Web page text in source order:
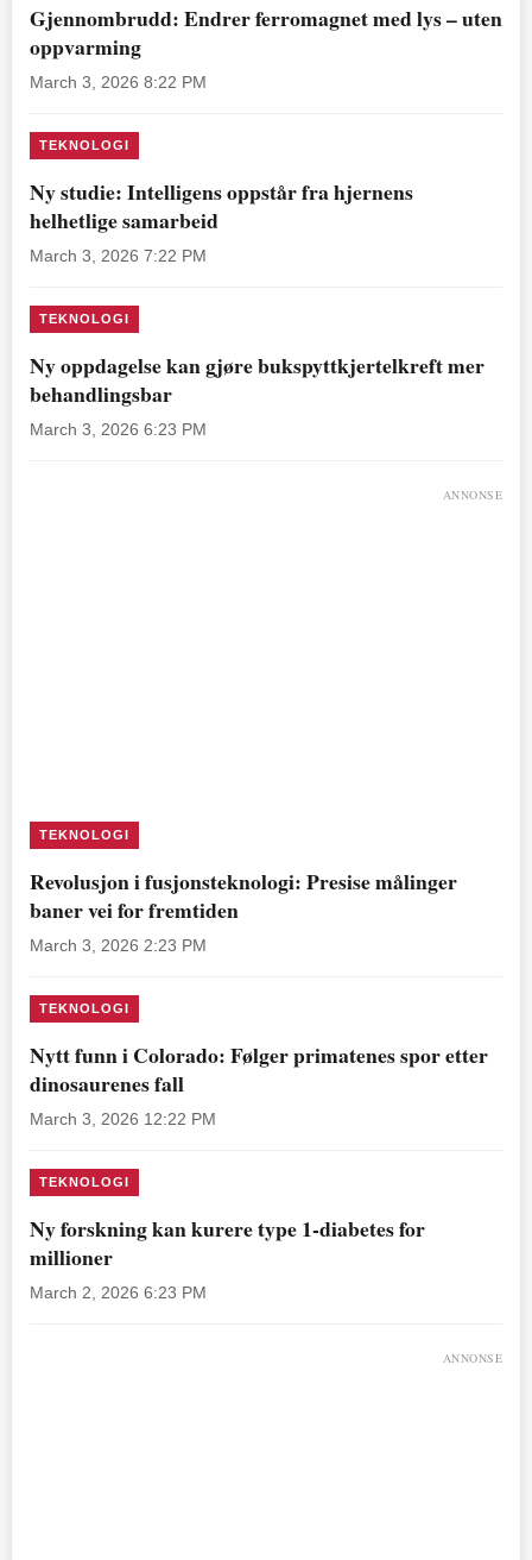
Gjennombrudd: Endrer ferromagnet med lys – uten
oppvarming
March 3, 2026 8:22 PM
TEKNOLOGI
Ny studie: Intelligens oppstår fra hjernens
helhetlige samarbeid
March 3, 2026 7:22 PM
TEKNOLOGI
Ny oppdagelse kan gjøre bukspyttkjertelkreft mer
behandlingsbar
March 3, 2026 6:23 PM
ANNONSE
TEKNOLOGI
Revolusjon i fusjonsteknologi: Presise målinger
baner vei for fremtiden
March 3, 2026 2:23 PM
TEKNOLOGI
Nytt funn i Colorado: Følger primatenes spor etter
dinosaurenes fall
March 3, 2026 12:22 PM
TEKNOLOGI
Ny forskning kan kurere type 1-diabetes for
millioner
March 2, 2026 6:23 PM
ANNONSE